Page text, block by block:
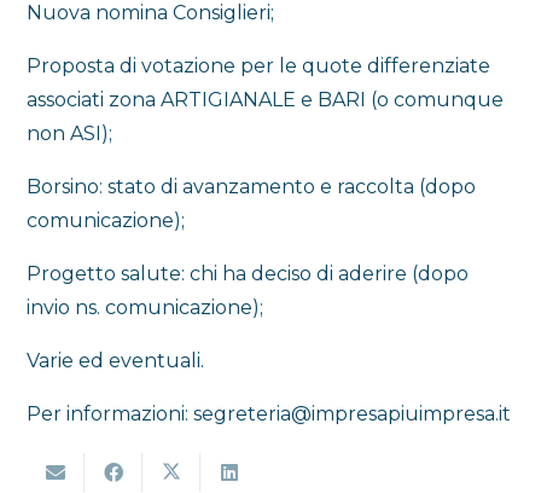
Nuova nomina Consiglieri;
Proposta di votazione per le quote differenziate
associati zona ARTIGIANALE e BARI (o comunque
non ASI);
Borsino: stato di avanzamento e raccolta (dopo
comunicazione);
Progetto salute: chi ha deciso di aderire (dopo
invio ns. comunicazione);
Varie ed eventuali.
Per informazioni: segreteria@impresapiuimpresa.it